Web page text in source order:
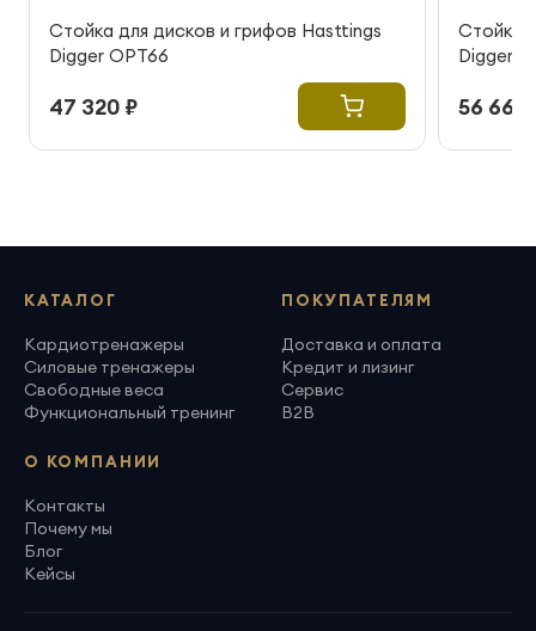
Стойка для дисков и грифов Hasttings
Digger OPT66
47 320 ₽
Стойка
Digger
56 660
КАТАЛОГ
Кардиотренажеры
Силовые тренажеры
Свободные веса
Функциональный тренинг
ПОКУПАТЕЛЯМ
Доставка и оплата
Кредит и лизинг
Сервис
B2B
О КОМПАНИИ
Контакты
Почему мы
Блог
Кейсы